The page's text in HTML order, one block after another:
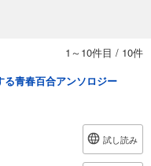
1～10件目 / 10件
る青春百合アンソロジー
試し読み